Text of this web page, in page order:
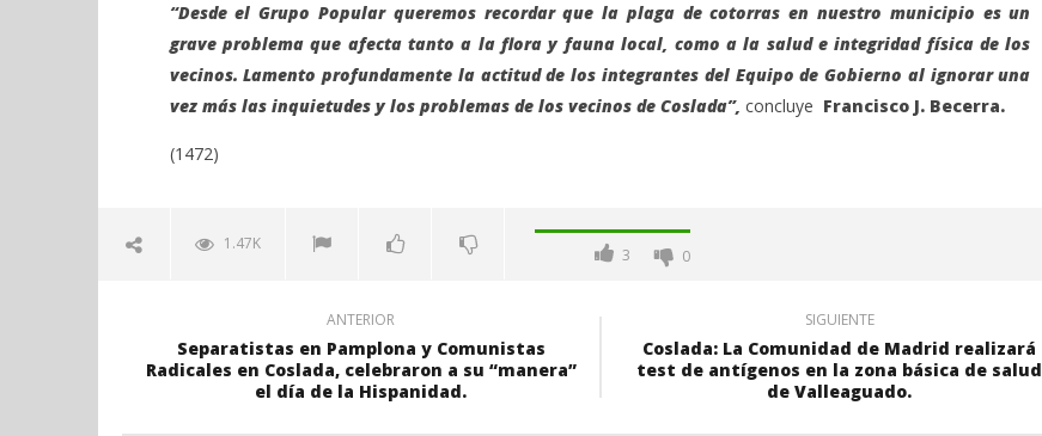
“Desde el Grupo Popular queremos recordar que la plaga de cotorras en nuestro municipio es un
grave problema que afecta tanto a la flora y fauna local, como a la salud e integridad física de los
vecinos. Lamento profundamente la actitud de los integrantes del Equipo de Gobierno al ignorar una
vez más las inquietudes y los problemas de los vecinos de Coslada”, concluye Francisco J. Becerra.
(1472)
1.47K
3 0
ANTERIOR
Separatistas en Pamplona y Comunistas
Radicales en Coslada, celebraron a su “manera”
el día de la Hispanidad.
SIGUIENTE
Coslada: La Comunidad de Madrid realizará
test de antígenos en la zona básica de salud
de Valleaguado.